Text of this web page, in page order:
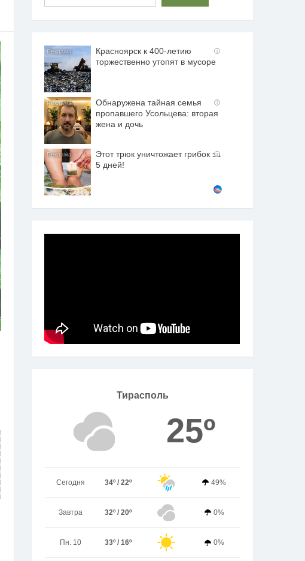
i
Красноярск к 400-летию
торжественно утопят в мусоре
i
Обнаружена тайная семья
пропавшего Усольцева: вторая
жена и дочь
i
Этот трюк уничтожает грибок за
5 дней!
Тирасполь
25º
Сегодня 34º / 22º 49%
Завтра 32º / 20º 0%
Пн. 10 33º / 16º 0%